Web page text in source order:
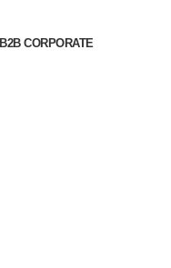
B2B CORPORATE